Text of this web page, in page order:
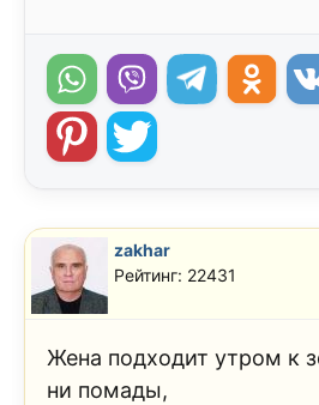
zakhar
Рейтинг: 22431
Жена подходит утром к
ни помады,